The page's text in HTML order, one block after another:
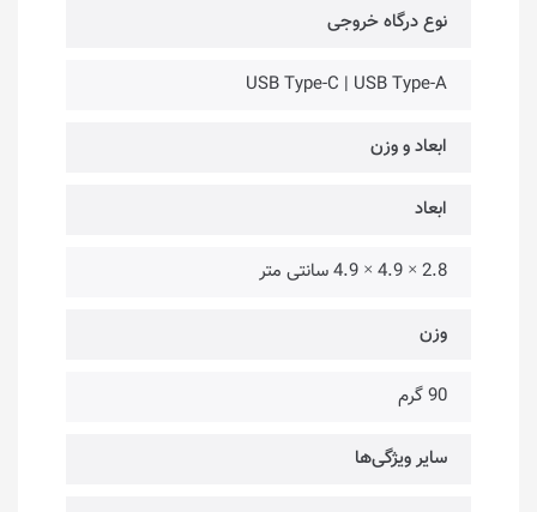
نوع درگاه خروجی
USB Type-C | USB Type-A
ابعاد و وزن
ابعاد
2.8 × 4.9 × 4.9 سانتی متر
وزن
90 گرم
سایر ویژگی‌ها